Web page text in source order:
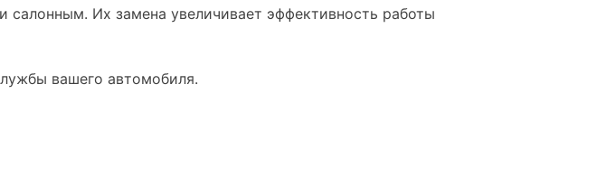
Их замена увеличивает эффективность работы
вашего автомобиля.